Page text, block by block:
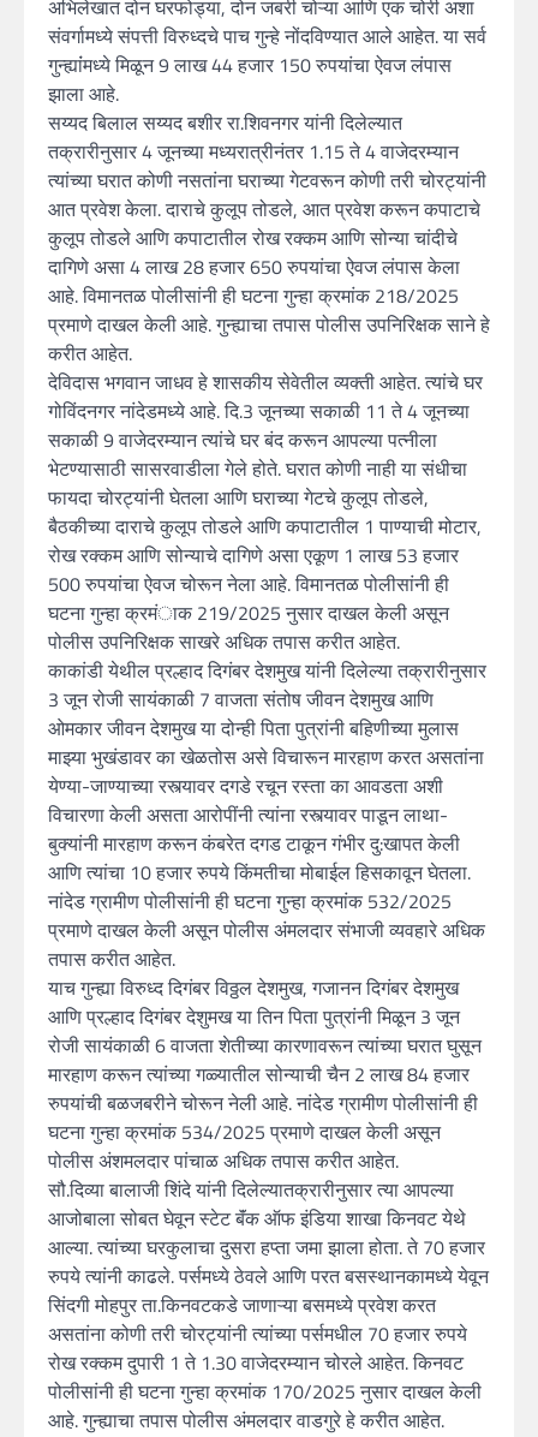
अभिलेखात दोन घरफोड्या, दोन जबरी चोऱ्या आणि एक चोरी अशा
संवर्गामध्ये संपत्ती विरुध्दचे पाच गुन्हे नोंदविण्यात आले आहेत. या सर्व
गुन्ह्यांंमध्ये मिळून 9 लाख 44 हजार 150 रुपयांचा ऐवज लंपास
झाला आहे.
सय्यद बिलाल सय्यद बशीर रा.शिवनगर यांनी दिलेल्यात
तक्रारीनुसार 4 जूनच्या मध्यरात्रीनंतर 1.15 ते 4 वाजेदरम्यान
त्यांच्या घरात कोणी नसतांना घराच्या गेटवरून कोणी तरी चोरट्यांनी
आत प्रवेश केला. दाराचे कुलूप तोडले, आत प्रवेश करून कपाटाचे
कुलूप तोडले आणि कपाटातील रोख रक्कम आणि सोन्या चांदीचे
दागिणे असा 4 लाख 28 हजार 650 रुपयांचा ऐवज लंपास केला
आहे. विमानतळ पोलीसांनी ही घटना गुन्हा क्रमांक 218/2025
प्रमाणे दाखल केली आहे. गुन्ह्याचा तपास पोलीस उपनिरिक्षक साने हे
करीत आहेत.
देविदास भगवान जाधव हे शासकीय सेवेतील व्यक्ती आहेत. त्यांचे घर
गोविंदनगर नांदेडमध्ये आहे. दि.3 जूनच्या सकाळी 11 ते 4 जूनच्या
सकाळी 9 वाजेदरम्यान त्यांचे घर बंद करून आपल्या पत्नीला
भेटण्यासाठी सासरवाडीला गेले होते. घरात कोणी नाही या संधीचा
फायदा चोरट्यांनी घेतला आणि घराच्या गेटचे कुलूप तोडले,
बैठकीच्या दाराचे कुलूप तोडले आणि कपाटातील 1 पाण्याची मोटार,
रोख रक्कम आणि सोन्याचे दागिणे असा एकूण 1 लाख 53 हजार
500 रुपयांचा ऐवज चोरून नेला आहे. विमानतळ पोलीसांनी ही
घटना गुन्हा क्रमंाक 219/2025 नुसार दाखल केली असून
पोलीस उपनिरिक्षक साखरे अधिक तपास करीत आहेत.
काकांडी येथील प्रल्हाद दिगंबर देशमुख यांनी दिलेल्या तक्रारीनुसार
3 जून रोजी सायंकाळी 7 वाजता संतोष जीवन देशमुख आणि
ओमकार जीवन देशमुख या दोन्ही पिता पुत्रांनी बहिणीच्या मुलास
माझ्या भुखंडावर का खेळतोस असे विचारून मारहाण करत असतांना
येण्या-जाण्याच्या रस्त्यावर दगडे रचून रस्ता का आवडता अशी
विचारणा केली असता आरोपींनी त्यांना रस्त्यावर पाडून लाथा-
बुक्यांनी मारहाण करून कंबरेत दगड टाकून गंभीर दु:खापत केली
आणि त्यांचा 10 हजार रुपये किंमतीचा मोबाईल हिसकावून घेतला.
नांदेड ग्रामीण पोलीसांनी ही घटना गुन्हा क्रमांक 532/2025
प्रमाणे दाखल केली असून पोलीस अंमलदार संभाजी व्यवहारे अधिक
तपास करीत आहेत.
याच गुन्ह्या विरुध्द दिगंबर विठ्ठल देशमुख, गजानन दिगंबर देशमुख
आणि प्रल्हाद दिगंबर देशुमख या तिन पिता पुत्रांनी मिळून 3 जून
रोजी सायंकाळी 6 वाजता शेतीच्या कारणावरून त्यांच्या घरात घुसून
मारहाण करून त्यांच्या गळ्यातील सोन्याची चैन 2 लाख 84 हजार
रुपयांची बळजबरीने चोरून नेली आहे. नांदेड ग्रामीण पोलीसांनी ही
घटना गुन्हा क्रमांक 534/2025 प्रमाणे दाखल केली असून
पोलीस अंशमलदार पांचाळ अधिक तपास करीत आहेत.
सौ.दिव्या बालाजी शिंदे यांनी दिलेल्यातक्रारीनुसार त्या आपल्या
आजोबाला सोबत घेवून स्टेट बॅंक ऑफ इंडिया शाखा किनवट येथे
आल्या. त्यांच्या घरकुलाचा दुसरा हप्ता जमा झाला होता. ते 70 हजार
रुपये त्यांनी काढले. पर्समध्ये ठेवले आणि परत बसस्थानकामध्ये येवून
सिंदगी मोहपुर ता.किनवटकडे जाणाऱ्या बसमध्ये प्रवेश करत
असतांना कोणी तरी चोरट्यांनी त्यांच्या पर्समधील 70 हजार रुपये
रोख रक्कम दुपारी 1 ते 1.30 वाजेदरम्यान चोरले आहेत. किनवट
पोलीसांनी ही घटना गुन्हा क्रमांक 170/2025 नुसार दाखल केली
आहे. गुन्ह्याचा तपास पोलीस अंमलदार वाडगुरे हे करीत आहेत.